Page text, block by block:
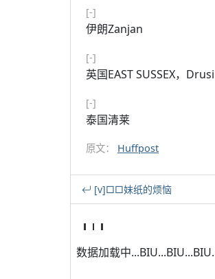
[-]
伊朗Zanjan
[-]
英国EAST SUSSEX，
[-]
泰国清莱
原文： Huffpost
[v]□□妹纸的烦恼
数据加载中